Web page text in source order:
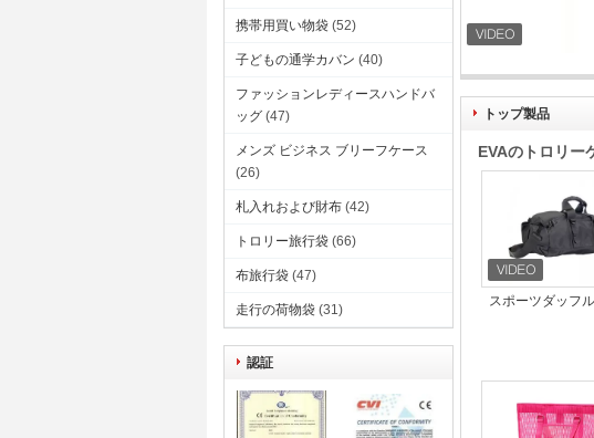
携帯用買い物袋 (52)
子どもの通学カバン (40)
ファッションレディースハンドバ
ッグ (47)
メンズ ビジネス ブリーフケース
(26)
札入れおよび財布 (42)
トロリー旅行袋 (66)
布旅行袋 (47)
走行の荷物袋 (31)
認証
トップ製品
EVAのトロリー
スポーツダッフ